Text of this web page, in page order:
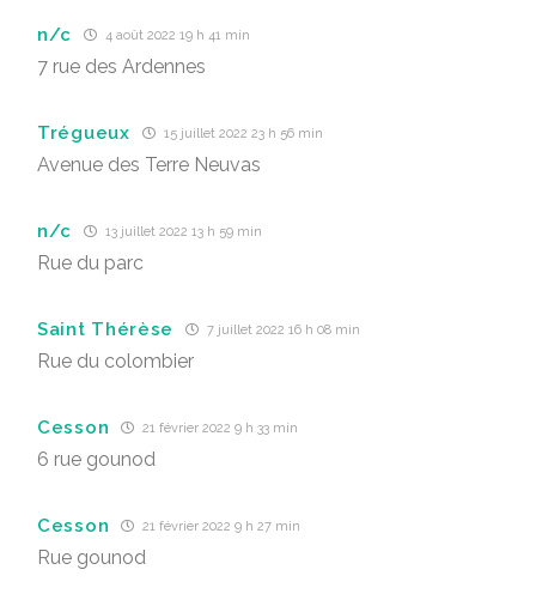
n/c 4 août 2022 19 h 41 min
7 rue des Ardennes
Trégueux 15 juillet 2022 23 h 56 min
Avenue des Terre Neuvas
n/c 13 juillet 2022 13 h 59 min
Rue du parc
Saint Thérèse 7 juillet 2022 16 h 08 min
Rue du colombier
Cesson 21 février 2022 9 h 33 min
6 rue gounod
Cesson 21 février 2022 9 h 27 min
Rue gounod